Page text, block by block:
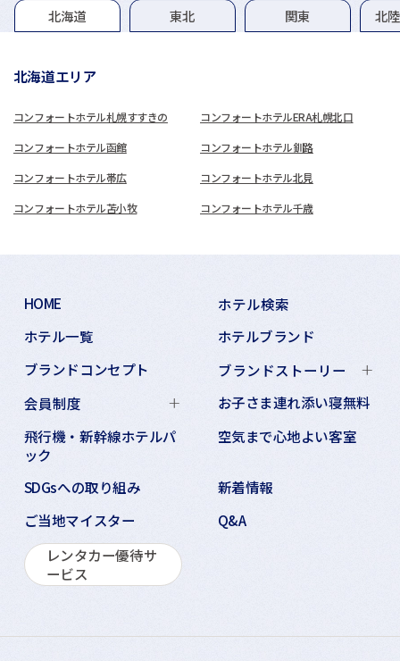
グループホテル一覧
北海道 東北 関東 北
北海道エリア
コンフォートホテル札幌すすきの コンフォートホテルERA札幌北口
コンフォートホテル函館 コンフォートホテル釧路
コンフォートホテル帯広 コンフォートホテル北見
コンフォートホテル苫小牧 コンフォートホテル千歳
HOME
ホテル検索
ホテル一覧
ホテルブランド
ブランドコンセプト
ブランドストーリー
会員制度
お子さま連れ添い寝無料
飛行機・新幹線ホテルパ
ック
空気まで心地よい客室
SDGsへの取り組み
新着情報
ご当地マイスター
Q&A
レンタカー優待サ
ービス